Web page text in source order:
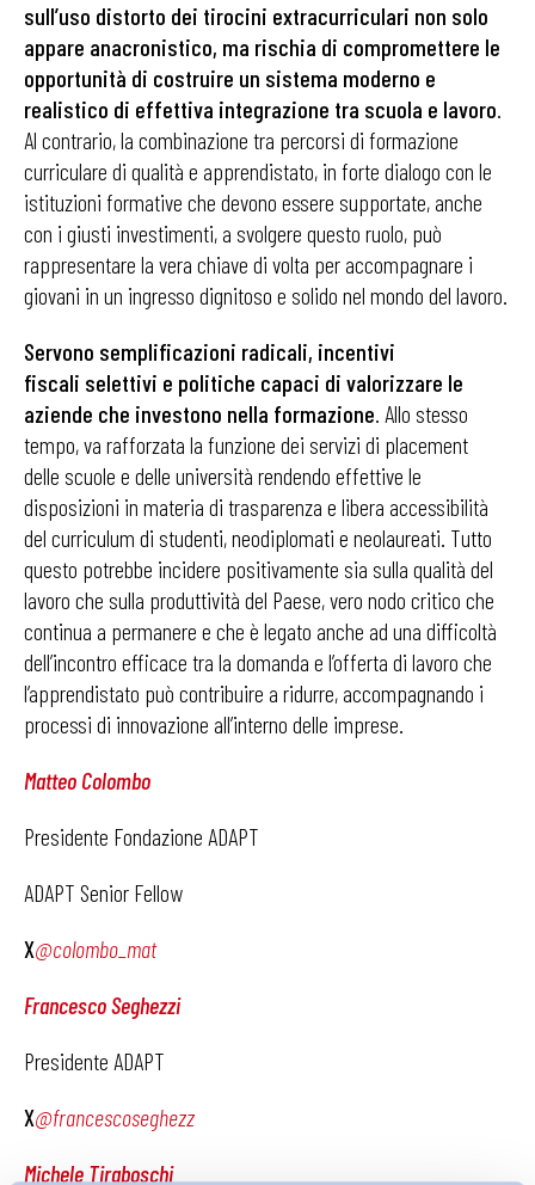
sull’uso distorto dei tirocini extracurriculari non solo
appare anacronistico, ma rischia di compromettere le
opportunità di costruire un sistema moderno e
realistico di effettiva integrazione tra scuola e lavoro.
Al contrario, la combinazione tra percorsi di formazione
curriculare di qualità e apprendistato, in forte dialogo con le
istituzioni formative che devono essere supportate, anche
con i giusti investimenti, a svolgere questo ruolo, può
rappresentare la vera chiave di volta per accompagnare i
giovani in un ingresso dignitoso e solido nel mondo del lavoro.
Servono semplificazioni radicali, incentivi
fiscali selettivi e politiche capaci di valorizzare le
aziende che investono nella formazione. Allo stesso
tempo, va rafforzata la funzione dei servizi di placement
delle scuole e delle università rendendo effettive le
disposizioni in materia di trasparenza e libera accessibilità
del curriculum di studenti, neodiplomati e neolaureati. Tutto
questo potrebbe incidere positivamente sia sulla qualità del
lavoro che sulla produttività del Paese, vero nodo critico che
continua a permanere e che è legato anche ad una difficoltà
dell’incontro efficace tra la domanda e l’offerta di lavoro che
l’apprendistato può contribuire a ridurre, accompagnando i
processi di innovazione all’interno delle imprese.
Matteo Colombo
Presidente Fondazione ADAPT
ADAPT Senior Fellow
X@colombo_mat
Francesco Seghezzi
Presidente ADAPT
X@francescoseghezz
Michele Tiraboschi